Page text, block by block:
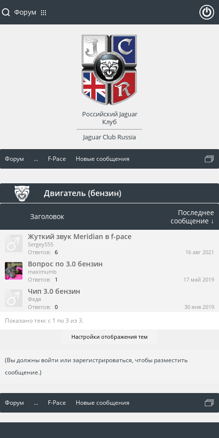
Форум ... F-Pace Новые сообщения
Двигатель (бензин)
Заголовок
Последнее
сообщение ↓
Жуткий звук Meridian в f-pace
Sergey555
Ответов: 6 16 авг 2021
Вопрос по 3.0 бензин
maximumb
Ответов:
1 17 май 2019
Чип 3.0 бензин
Федя
Ответов: 0 30 янв 2019
Показано тем: с 1 по 3 из 3.
Настройки отображения тем
(Вы должны войти или зарегистрироваться, чтобы разместить
сообщение.)
Форум ... F-Pace Новые сообщения
Форум
Российский Jaguar
Клуб
Jaguar Club Russia
оват